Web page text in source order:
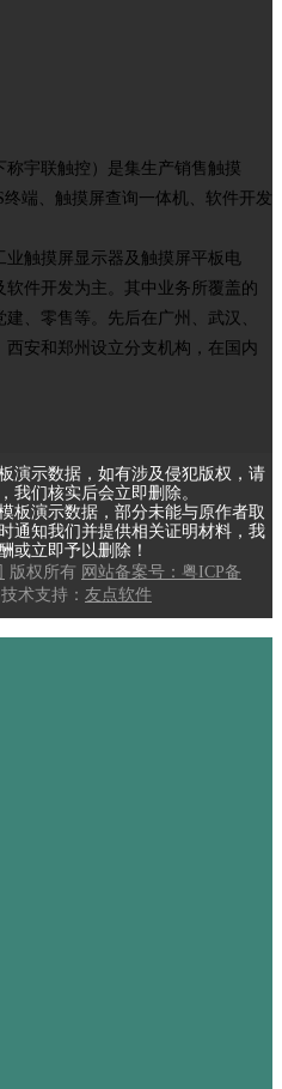
宇联触控）是集生产销售触摸
端、触摸屏查询一体机、软件开发
触摸屏显示器及触摸屏平板电
件开发为主。其中业务所覆盖的
、零售等。先后在广州、武汉、
西安和郑州设立分支机构，在国内
演示数据，如有涉及侵犯版权，请
我们核实后会立即删除。
板演示数据，部分未能与原作者取
通知我们并提供相关证明材料，我
或立即予以删除！
版权所有 网站备案号：粤ICP备
技术支持： 友点软件